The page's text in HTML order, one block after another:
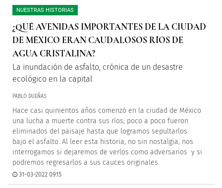
NUESTRAS HISTORIAS
¿QUÉ AVENIDAS IMPORTANTES DE LA CIUDAD
DE MÉXICO ERAN CAUDALOSOS RÍOS DE
AGUA CRISTALINA?
La inundación de asfalto, crónica de un desastre
ecológico en la capital
PABLO DUEÑAS
Hace casi quinientos años comenzó en la ciudad de México
una lucha a muerte contra sus ríos; poco a poco fueron
eliminados del paisaje hasta que logramos sepultarlos
bajo el asfalto. Al leer esta historia, no sin nostalgia, nos
interrogamos si dejaremos de verlos como adversarios y si
podremos regresarlos a sus cauces originales.
31-03-2022 09:15